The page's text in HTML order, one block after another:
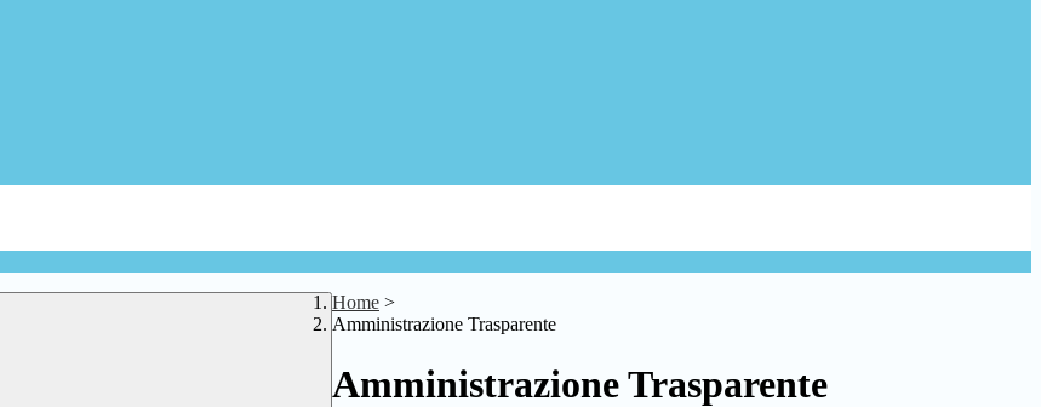
Home >
Amministrazione Trasparente
Amministrazione Trasparente